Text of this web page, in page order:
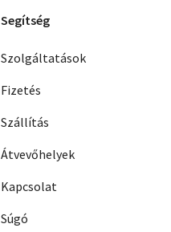
Segítség
Szolgáltatások
Fizetés
Szállítás
Átvevőhelyek
Kapcsolat
Súgó